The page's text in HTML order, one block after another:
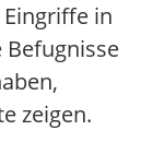
in
Befugnisse
zeigen.